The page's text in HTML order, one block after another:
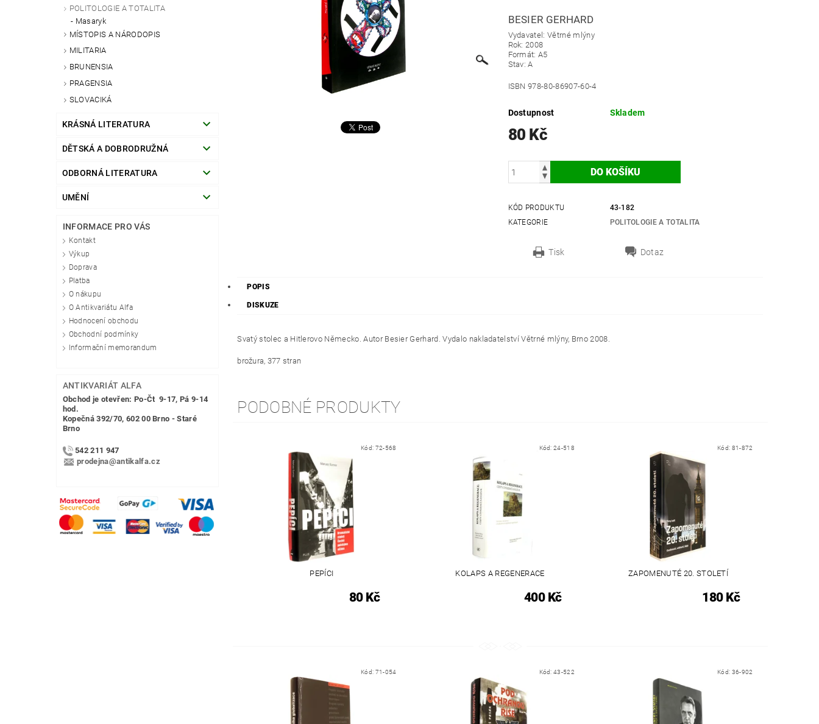
POLITOLOGIE A TOTALITA
Masaryk
MÍSTOPIS A NÁRODOPIS
MILITARIA
BRUNENSIA
PRAGENSIA
SLOVACIKÁ
KRÁSNÁ LITERATURA
DĚTSKÁ A DOBRODRUŽNÁ
ODBORNÁ LITERATURA
UMĚNÍ
INFORMACE PRO VÁS
Kontakt
Výkup
Doprava
Platba
O nákupu
O Antikvariátu Alfa
Hodnocení obchodu
Obchodní podmínky
Informační memorandum
ANTIKVARIÁT ALFA
Obchod je otevřen: Po-Čt 9-17, Pá 9-14
hod.
Kopečná 392/70, 602 00 Brno - Staré
Brno
542 211 947
prodejna@antikalfa.cz
BESIER GERHARD
Vydavatel: Větrné mlýny
Rok: 2008
Formát: A5
Stav: A
ISBN 978-80-86907-60-4
Dostupnost Skladem
80 Kč
KÓD PRODUKTU
43-182
KATEGORIE
POLITOLOGIE A TOTALITA
Tisk Dotaz
POPIS
DISKUZE
Svatý stolec a Hitlerovo Německo. Autor Besier Gerhard. Vydalo nakladatelství Větrné mlýny, Brno 2008.
brožura, 377 stran
PODOBNÉ PRODUKTY
Kód: 72-568
PEPÍCI
80 Kč
Kód:24-518
KOLAPS A REGENERACE
400 Kč
Kód: 81-872
ZAPOMENUTÉ 20. STOLETÍ
180 Kč
Kód: 71-054 Kód:43-522 Kód: 36-902